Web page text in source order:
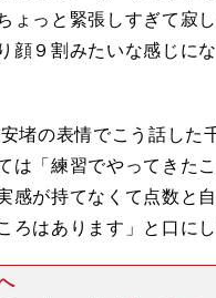
ょっと緊張しすぎて寂
顔９割みたいな感じに
堵の表情でこう話した
は「練習でやってきた
感が持てなくて点数と
ろはあります」と口にし